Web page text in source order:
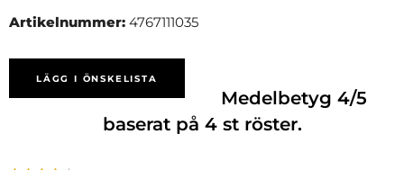
Artikelnummer: 4767111035
LÄGG I ÖNSKELISTA
Medelbetyg4/5
baserat på 4st röster.